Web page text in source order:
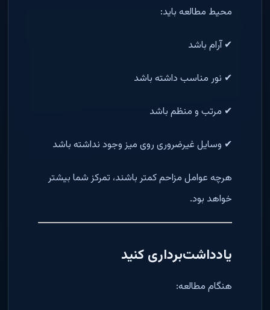
محیط مطالعه باید:
✔ آرام باشد
✔ نور مناسب داشته باشد
✔ مرتب و منظم باشد
✔ وسایل غیرضروری روی میز وجود نداشته باشد
هرچه عوامل مزاحم کمتر باشند، تمرکز شما بیشتر
خواهد بود.
یادداشت‌برداری کنید
هنگام مطالعه: